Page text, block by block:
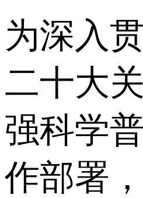
为深入
二十大
强科学
作部署